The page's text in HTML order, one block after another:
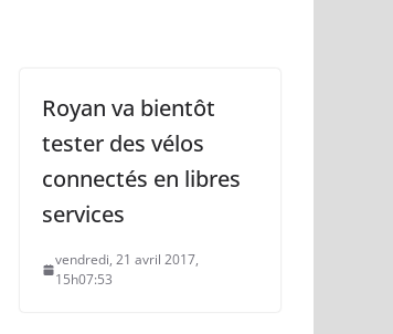
Royan va bientôt
tester des vélos
connectés en libres
services
vendredi, 21 avril 2017,
15h07:53